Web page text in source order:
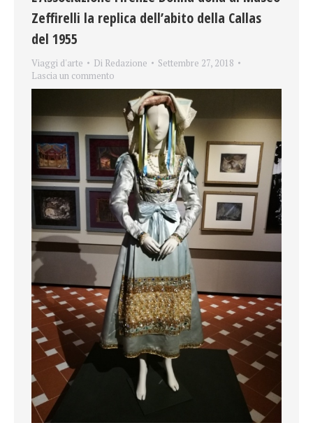
Zeffirelli la replica dell’abito della Callas
del 1955
Viaggi d'arte Di Redazione
Settembre 27, 2018
Lascia un commento